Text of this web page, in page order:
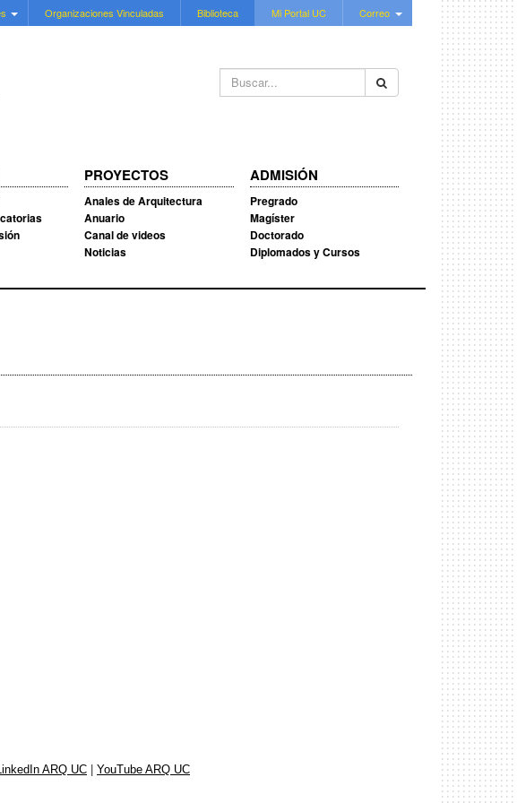
Organizaciones Vinculadas Biblioteca Mi Portal UC Correo
Buscar...
PROYECTOS
Anales de Arquitectura
Anuario
Canal de videos
Noticias
ADMISIÓN
Pregrado
Magíster
Doctorado
Diplomados y Cursos
ARQ UC YouTube ARQ UC